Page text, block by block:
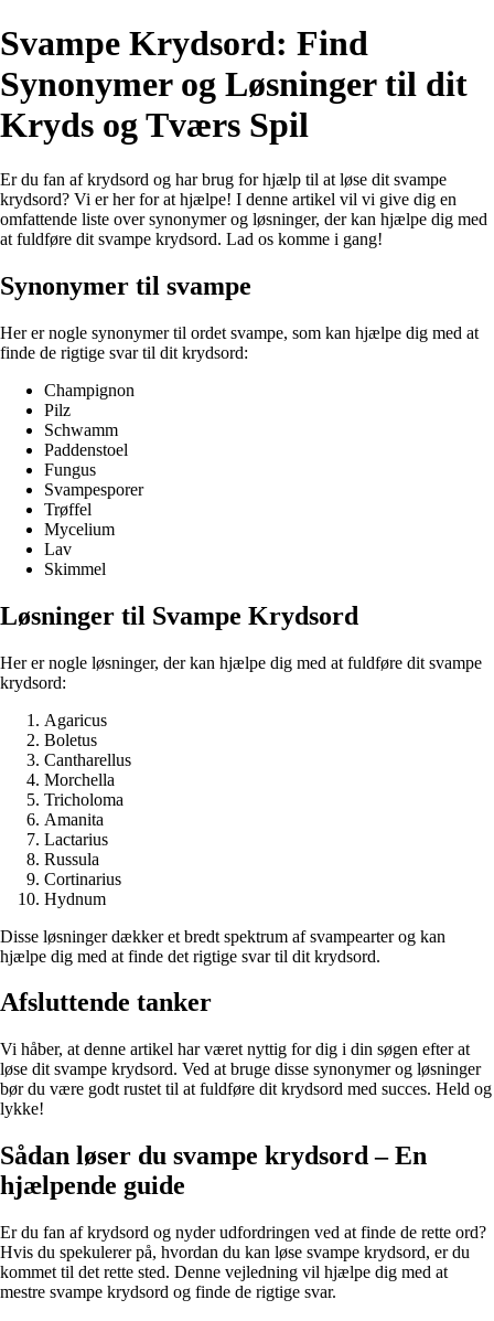
Svampe Krydsord: Find
Synonymer og Løsninger til dit
Kryds og Tværs Spil
Er du fan af krydsord og har brug for hjælp til at løse dit svampe
krydsord? Vi er her for at hjælpe! I denne artikel vil vi give dig en
omfattende liste over synonymer og løsninger, der kan hjælpe dig med
at fuldføre dit svampe krydsord. Lad os komme i gang!
Synonymer til svampe
Her er nogle synonymer til ordet svampe, som kan hjælpe dig med at
finde de rigtige svar til dit krydsord:
Champignon
Pilz
Schwamm
Paddenstoel
Fungus
Svampesporer
Trøffel
Mycelium
Lav
Skimmel
Løsninger til Svampe Krydsord
Her er nogle løsninger, der kan hjælpe dig med at fuldføre dit svampe
krydsord:
Agaricus
Boletus
Cantharellus
Morchella
Tricholoma
Amanita
Lactarius
Russula
Cortinarius
Hydnum
Disse løsninger dækker et bredt spektrum af svampearter og kan
hjælpe dig med at finde det rigtige svar til dit krydsord.
Afsluttende tanker
Vi håber, at denne artikel har været nyttig for dig i din søgen efter at
løse dit svampe krydsord. Ved at bruge disse synonymer og løsninger
bør du være godt rustet til at fuldføre dit krydsord med succes. Held og
lykke!
Sådan løser du svampe krydsord – En
hjælpende guide
Er du fan af krydsord og nyder udfordringen ved at finde de rette ord?
Hvis du spekulerer på, hvordan du kan løse svampe krydsord, er du
kommet til det rette sted. Denne vejledning vil hjælpe dig med at
mestre svampe krydsord og finde de rigtige svar.